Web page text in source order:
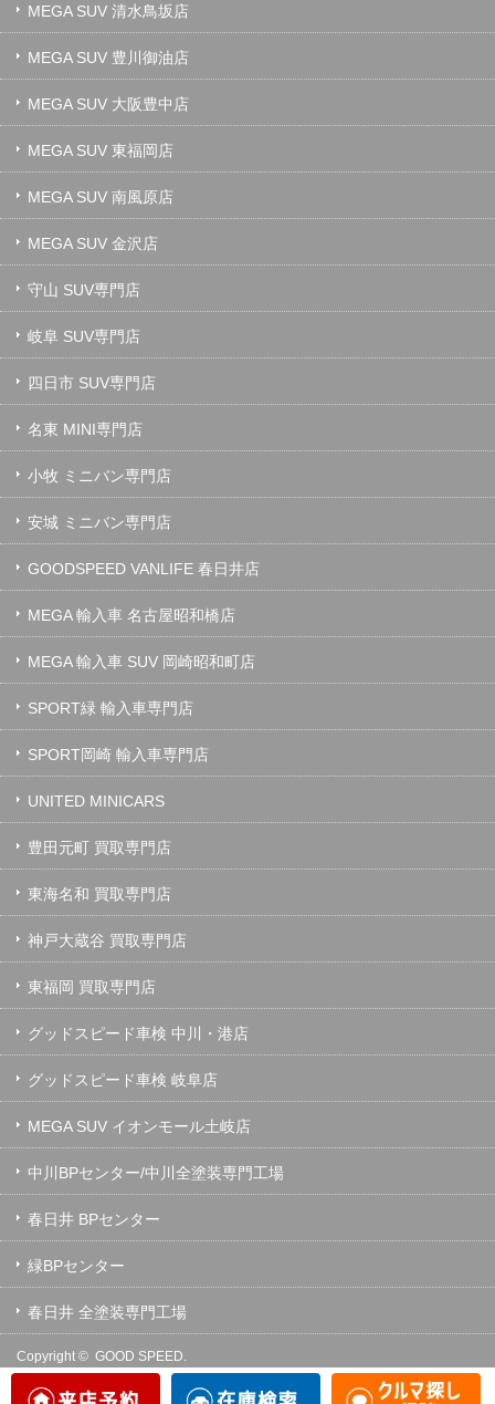
MEGA SUV 清水鳥坂店
MEGA SUV 豊川御油店
MEGA SUV 大阪豊中店
MEGA SUV 東福岡店
MEGA SUV 南風原店
MEGA SUV 金沢店
守山 SUV専門店
岐阜 SUV専門店
四日市 SUV専門店
名東 MINI専門店
小牧 ミニバン専門店
安城 ミニバン専門店
GOODSPEED VANLIFE 春日井店
MEGA 輸入車 名古屋昭和橋店
MEGA 輸入車 SUV 岡崎昭和町店
SPORT緑 輸入車専門店
SPORT岡崎 輸入車専門店
UNITED MINICARS
豊田元町 買取専門店
東海名和 買取専門店
神戸大蔵谷 買取専門店
東福岡 買取専門店
グッドスピード車検 中川・港店
グッドスピード車検 岐阜店
MEGA SUV イオンモール土岐店
中川BPセンター/中川全塗装専門工場
春日井 BPセンター
緑BPセンター
春日井 全塗装専門工場
Copyright © GOOD SPEED.